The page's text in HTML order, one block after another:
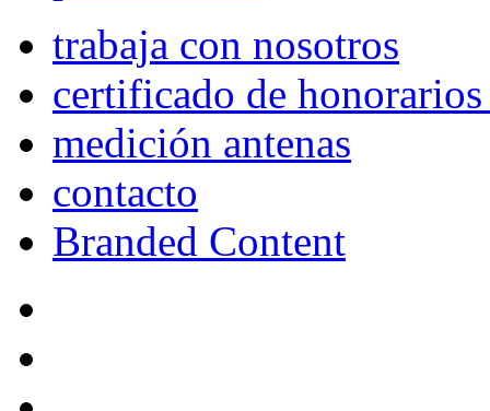
trabaja con nosotros
certificado de
medición antenas
contacto
Branded Content